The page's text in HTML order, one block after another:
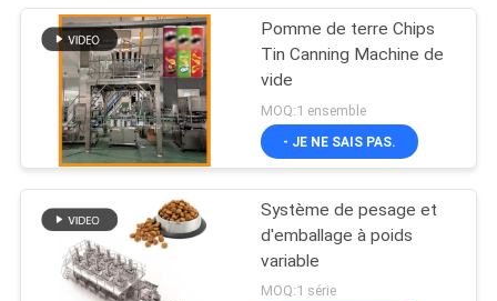
Pomme de terre Chips
Tin Canning Machine de
vide
MOQ:1 ensemble
- JE NE SAIS PAS.
Système de pesage et
d'emballage à poids
variable
MOQ:1 série